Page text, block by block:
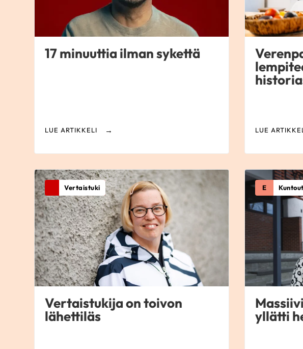
17 minuuttia ilman sykettä
LUE ARTIKKELI LUE
Vertaistuki
Vertaistukija on toivon
lähettiläs
E
yllätti